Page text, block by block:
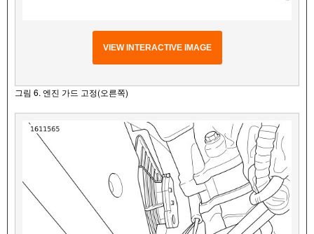
VIEW INTERACTIVE IMAGE
그림 6. 엔진 가드 고정(오른쪽)